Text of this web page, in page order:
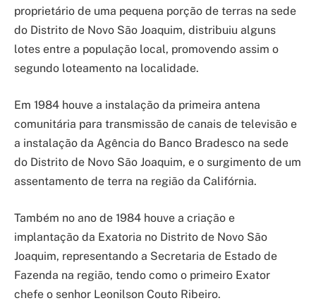
proprietário de uma pequena porção de terras na sede
do Distrito de Novo São Joaquim, distribuiu alguns
lotes entre a população local, promovendo assim o
segundo loteamento na localidade.
Em 1984 houve a instalação da primeira antena
comunitária para transmissão de canais de televisão e
a instalação da Agência do Banco Bradesco na sede
do Distrito de Novo São Joaquim, e o surgimento de um
assentamento de terra na região da Califórnia.
Também no ano de 1984 houve a criação e
implantação da Exatoria no Distrito de Novo São
Joaquim, representando a Secretaria de Estado de
Fazenda na região, tendo como o primeiro Exator
chefe o senhor Leonilson Couto Ribeiro.